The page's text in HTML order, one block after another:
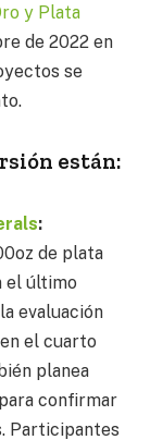
y Plata
de 2022 en
se
están:
:
de plata
el último
evaluación
el cuarto
planea
confirmar
Participantes